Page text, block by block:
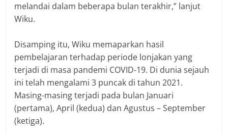
melandai dalam beberapa bulan terakhir,” lanjut
Wiku.
Disamping itu, Wiku memaparkan hasil
pembelajaran terhadap periode lonjakan yang
terjadi di masa pandemi COVID-19. Di dunia sejauh
ini telah mengalami 3 puncak di tahun 2021.
Masing-masing terjadi pada bulan Januari
(pertama), April (kedua) dan Agustus – September
(ketiga).